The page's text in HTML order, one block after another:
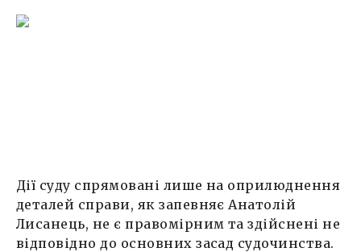
Дії суду спрямовані лише на оприлюднення
деталей справи, як запевняє Анатолій
Лисанець, не є правомірним та здійснені не
відповідно до основних засад судочинства.